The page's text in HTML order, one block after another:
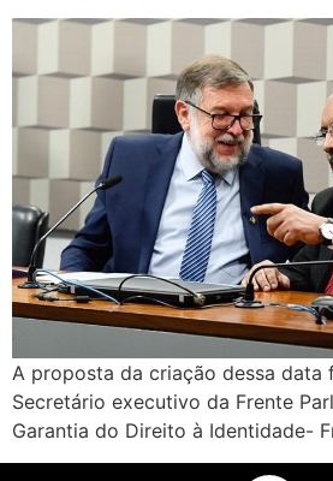
A proposta da criação dessa data
Secretário executivo da Frente
Garantia do Direito à Identidade-